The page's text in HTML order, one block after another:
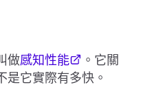
做感知性能
。它關
是它實際有多快。